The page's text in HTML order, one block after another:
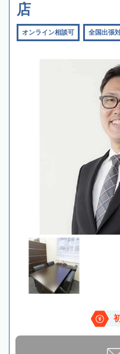
店
オンライン相談可 全国出張